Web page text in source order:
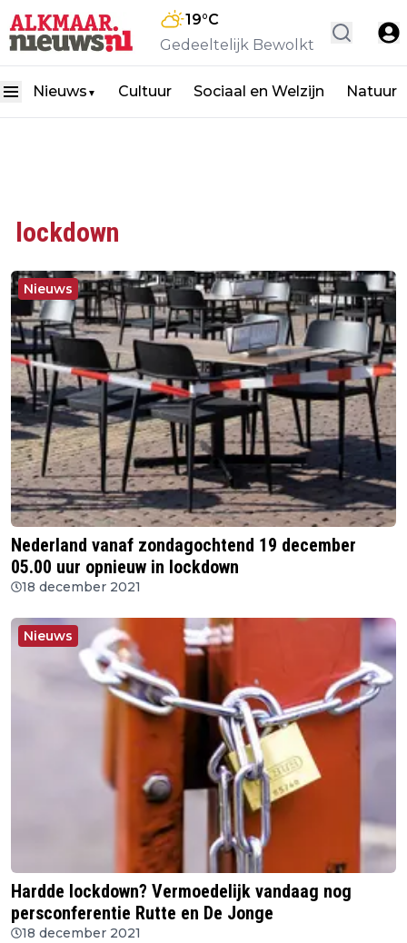
19°C
Gedeeltelijk Bewolkt
Nieuws ▼ Cultuur Sociaal en Welzijn Natuur
lockdown
Nieuws
Nederland vanaf zondagochtend 19 december
05.00 uur opnieuw in lockdown
18 december 2021
Nieuws
Hardde lockdown? Vermoedelijk vandaag nog
persconferentie Rutte en De Jonge
18 december 2021